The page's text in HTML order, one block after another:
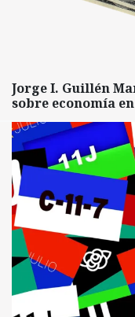
Jorge I. Guillén
sobre economía